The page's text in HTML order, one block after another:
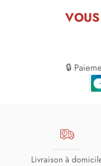
🔒
Livraison à